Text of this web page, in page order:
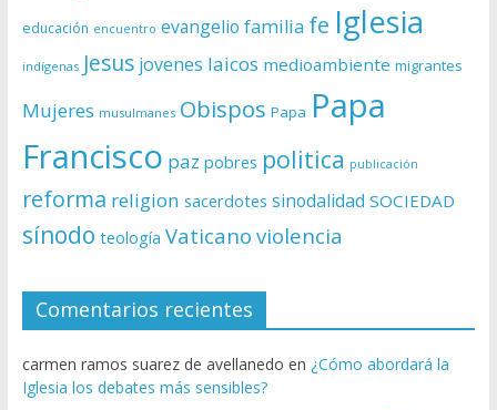
educación encuentro evangelio familia fe Iglesia
indígenas Jesus jovenes laicos medioambiente migrantes
Mujeres musulmanes Obispos Papa Papa
Francisco paz pobres politica publicación
reforma religion sacerdotes sinodalidad SOCIEDAD
sínodo teología Vaticano violencia
Comentarios recientes
carmen ramos suarez de avellanedo en ¿Cómo abordará la
Iglesia los debates más sensibles?